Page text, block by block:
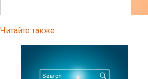
Читайте также